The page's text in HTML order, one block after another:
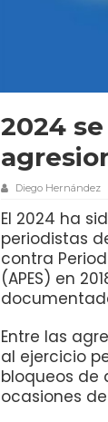
2024
Diego Hernández
El 2024 ha
periodistas
contra
(APES) en
Entre las
al ejercicio
bloqueos de
ocasiones